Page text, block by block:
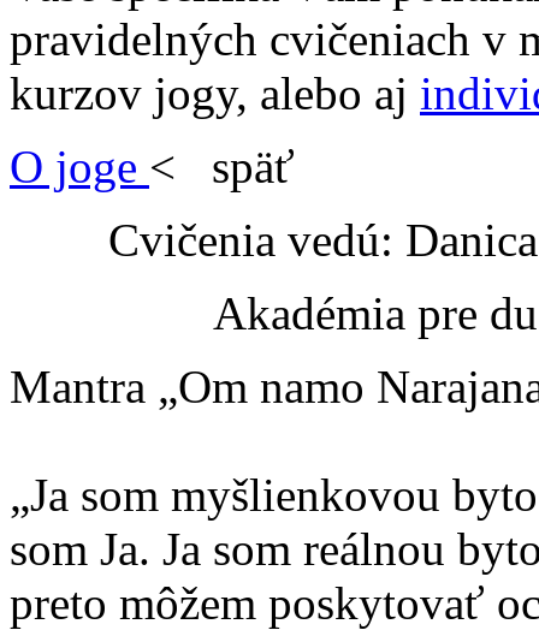
pravidelných cvičeniach v
kurzov jogy, alebo aj
O joge < späť
Cvičenia vedú:
Akadémia pre
Mantra „Om namo
„Ja som myšlienkovou
som Ja. Ja som reálnou
preto môžem poskytovať